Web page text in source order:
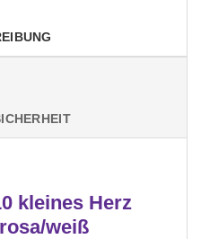
kleines Herz
weiß